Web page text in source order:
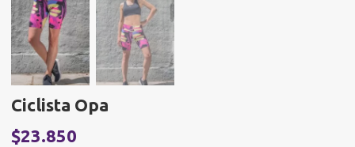
Ciclista Opa
El
$23.850